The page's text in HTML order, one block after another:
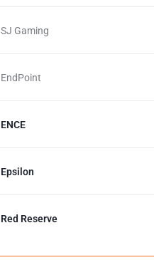
SJ Gaming
EndPoint
ENCE
Epsilon
Red Reserve